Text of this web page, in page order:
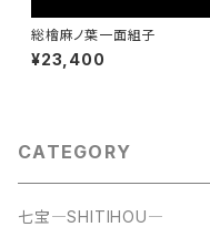
総檜麻ノ葉一面組子
¥23,400
CATEGORY
七宝―SHITIHOU―